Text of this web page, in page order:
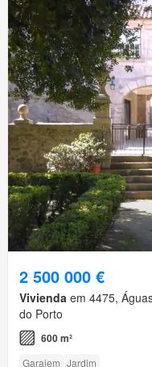
2 500 000 €
Vivienda em 4475,
do Porto
600 m²
Garajem Jardim